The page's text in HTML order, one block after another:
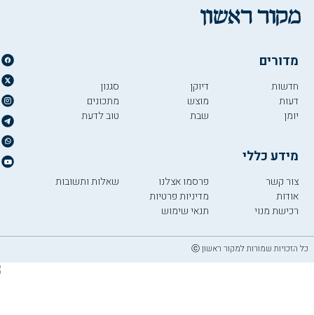
מדורים
חדשות
דעות
יומן
דיוקן
מוצש
שבת
סגנון
מתכונים
טוב לדעת
מידע כללי
צור קשר
אודות
רכישת מנוי
פרסמו אצלנו
מדיניות פרטיות
תנאי שימוש
שאלות ותשובות
כל הזכויות שמורות למקור ראשון ⓒ